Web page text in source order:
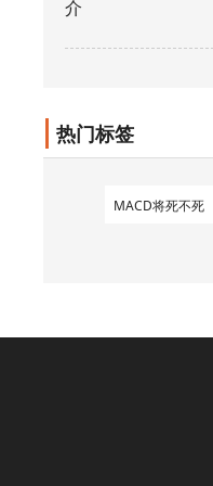
介
热门标签
MACD将死不死